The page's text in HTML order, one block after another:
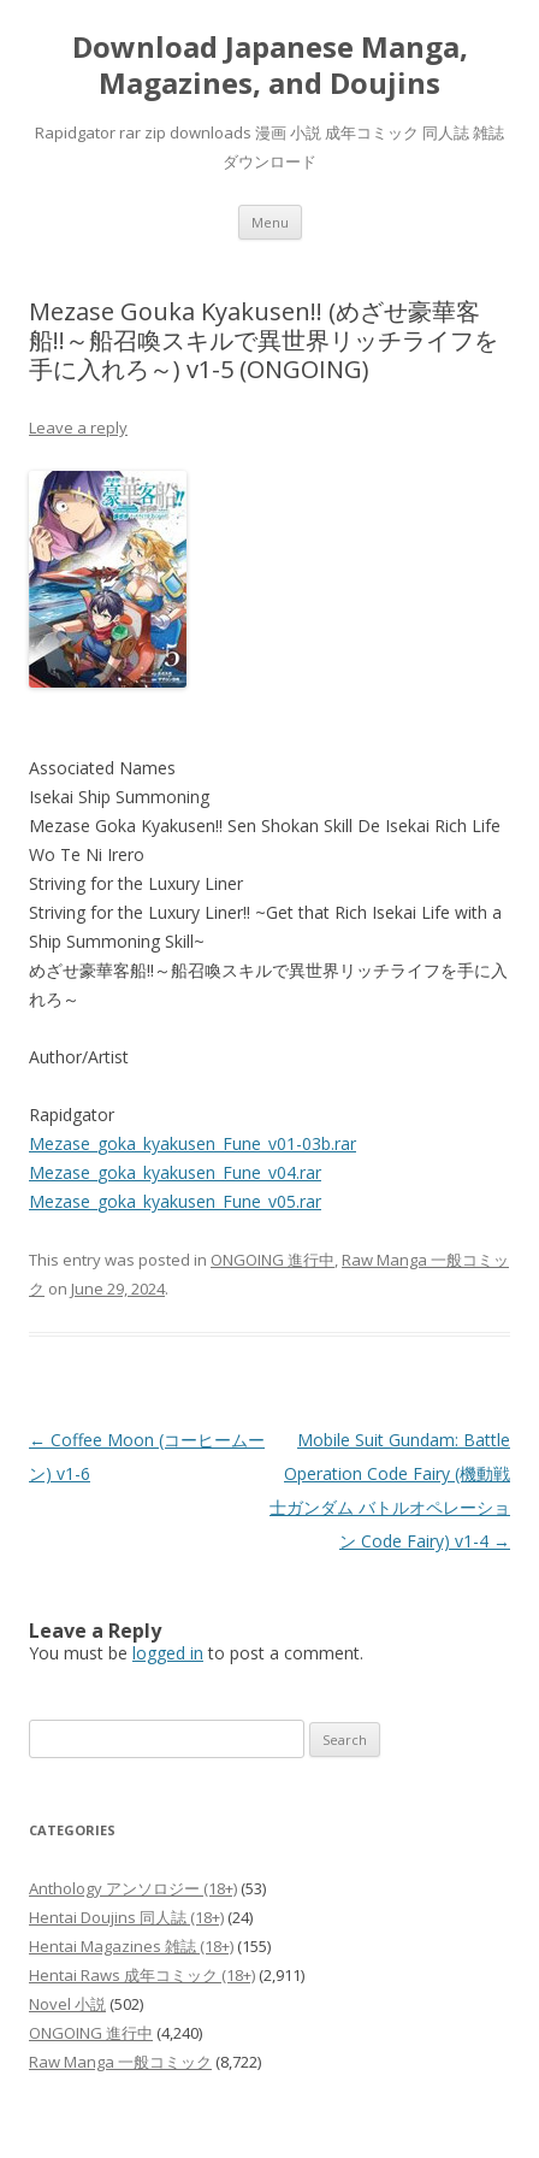
Download Japanese Manga,
Magazines, and Doujins
Rapidgator rar zip downloads 漫画 小説 成年コミック 同人誌 雑誌
ダウンロード
Menu Skip
content
Mezase Gouka Kyakusen!! (めざせ豪華客
船!!～船召喚スキルで異世界リッチライフを
手に入れろ～) v1-5 (ONGOING)
Leave a reply
Associated Names
Isekai Ship Summoning
Mezase Goka Kyakusen!! Sen Shokan Skill De Isekai Rich Life
Wo Te Ni Irero
Striving for the Luxury Liner
Striving for the Luxury Liner!! ~Get that Rich Isekai Life with a
Ship Summoning Skill~
めざせ豪華客船!!～船召喚スキルで異世界リッチライフを手に入
れろ～
Author/Artist
Rapidgator
Mezase_goka_kyakusen_Fune_v01-03b.rar
Mezase_goka_kyakusen_Fune_v04.rar
Mezase_goka_kyakusen_Fune_v05.rar
This entry was posted in ONGOING 進行中, Raw Manga 一般コミッ
ク on June 29, 2024.
Post
navigation
← Coffee Moon (コーヒームー
ン) v1-6
Mobile Suit Gundam: Battle
Operation Code Fairy (機動戦
士ガンダム バトルオペレーショ
ン Code Fairy) v1-4 →
Leave a Reply
You must be logged in to post a comment.
for:
CATEGORIES
Anthology アンソロジー (18+) (53)
Hentai Doujins 同人誌 (18+) (24)
Hentai Magazines 雑誌 (18+) (155)
Hentai Raws 成年コミック (18+) (2,911)
Novel 小説 (502)
ONGOING 進行中 (4,240)
Raw Manga 一般コミック (8,722)